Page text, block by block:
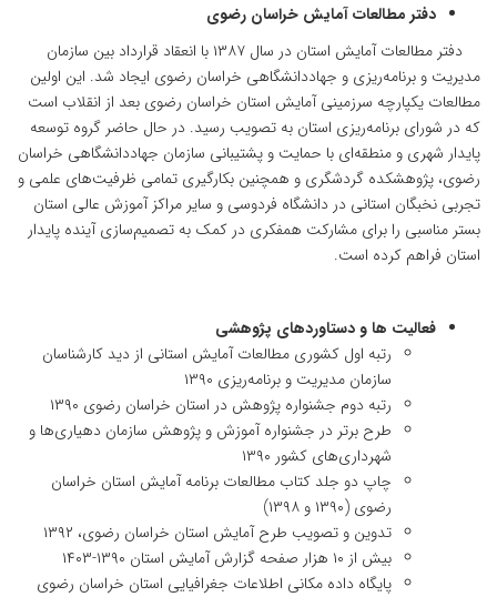
دفتر مطالعات آمایش خراسان رضوی
دفتر مطالعات آمایش استان در سال ۱۳۸۷ با انعقاد قرارداد بین سازمان
مدیریت و برنامه‌ریزی و جهاددانشگاهی خراسان رضوی ایجاد شد. این اولین
مطالعات یکپارچه سرزمینی آمایش استان خراسان رضوی بعد از انقلاب است
که در شورای برنامه‌ریزی استان به تصویب رسید. در حال حاضر گروه توسعه
پایدار شهری و منطقه‌ای با حمایت و پشتیبانی سازمان جهاددانشگاهی خراسان
رضوی، پژوهشکده گردشگری و همچنین بکارگیری تمامی ظرفیت‌های علمی و
تجربی نخبگان استانی در دانشگاه فردوسی و سایر مراکز آموزش عالی استان
بستر مناسبی را برای مشارکت همفکری در کمک به تصمیم‌سازی آینده پایدار
استان فراهم کرده است.
فعالیت ها و دستاوردهای پژوهشی
رتبه اول کشوری مطالعات آمایش استانی از دید کارشناسان
سازمان مدیریت و برنامه‌ریزی ۱۳۹۰
رتبه دوم جشنواره پژوهش در استان خراسان رضوی ۱۳۹۰
طرح برتر در جشنواره آموزش و پژوهش سازمان دهیاری‌ها و
شهرداری‌های کشور ۱۳۹۰
چاپ دو جلد کتاب مطالعات برنامه آمایش استان خراسان
رضوی (۱۳۹۰ و ۱۳۹۸)
تدوین و تصویب طرح آمایش استان خراسان رضوی، ۱۳۹۲
بیش از ۱۰ هزار صفحه گزارش آمایش استان ۱۳۹۰-۱۴۰۳
پایگاه داده مکانی اطلاعات جغرافیایی استان خراسان رضوی